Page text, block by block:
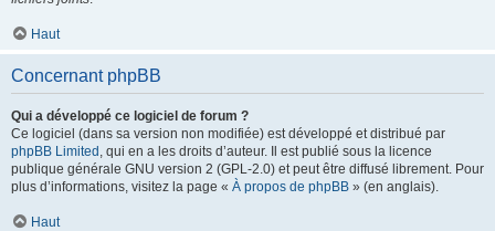
Haut
Concernant phpBB
Qui a développé ce logiciel de forum ?
Ce logiciel (dans sa version non modifiée) est développé et distribué par
phpBB Limited , qui en a les droits d’auteur. Il est publié sous la licence
publique générale GNU version 2 (GPL-2.0) et peut être diffusé librement. Pour
plus d’informations, visitez la page « À propos de phpBB » (en anglais).
Haut